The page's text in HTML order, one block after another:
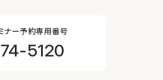
報の保護を図るため、内部規則
させるとともに、教育、啓発を実
ナー予約専用番号
5120